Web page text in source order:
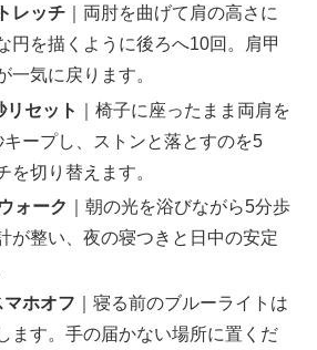
レッチ ｜両肘を曲げて肩の高さに
円を描くように後ろへ10回。肩甲
一気に戻ります。
リセット
｜椅子に座ったまま両肩を
ープし、ストンと落とすのを5
を切り替えます。
ォーク
｜朝の光を浴びながら5分歩
が整い、夜の寝つきと日中の安定
ホオフ ｜寝る前のブルーライトは
ます。手の届かない場所に置くだ